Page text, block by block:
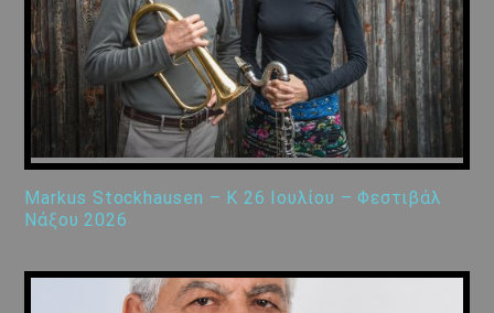
Markus Stockhausen – K 26 Ιουλίου – Φεστιβάλ
Νάξου 2026